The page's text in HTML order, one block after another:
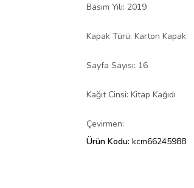
Basım Yılı: 2019
Kapak Türü: Karton Kapak
Sayfa Sayısı: 16
Kağıt Cinsi: Kitap Kağıdı
Çevirmen:
Ürün Kodu: kcm66245988